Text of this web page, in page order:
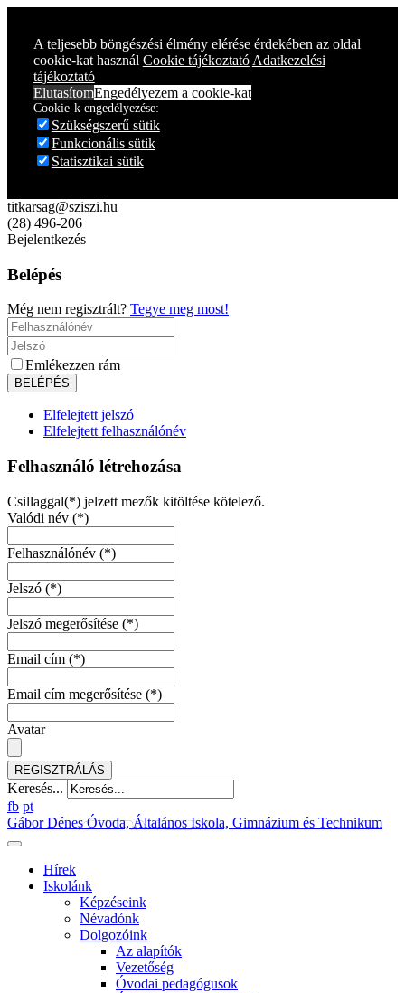
A teljesebb böngészési élmény elérése érdekében az oldal
cookie-kat használ Cookie tájékoztató Adatkezelési
tájékoztató
ElutasítomEngedélyezem a cookie-kat
Cookie-k engedélyezése:
Szükségszerű sütik
Funkcionális sütik
Statisztikai sütik
titkarsag@sziszi.hu
(28) 496-206
Bejelentkezés
Belépés
Még nem regisztrált? Tegye meg most!
Emlékezzen rám
Elfelejtett jelszó
Elfelejtett felhasználónév
Felhasználó létrehozása
Csillaggal(*) jelzett mezők kitöltése kötelező.
Valódi név (*)
Felhasználónév (*)
Jelszó (*)
Jelszó megerősítése (*)
Email cím (*)
Email cím megerősítése (*)
Avatar
REGISZTRÁLÁS
Keresés...
fb pt
Gábor Dénes Óvoda, Általános Iskola, Gimnázium és Technikum
Hírek
Iskolánk
Képzéseink
Névadónk
Dolgozóink
Az alapítók
Vezetőség
Óvodai pedagógusok